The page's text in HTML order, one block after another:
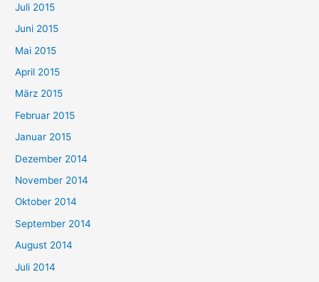
Juli 2015
Juni 2015
Mai 2015
April 2015
März 2015
Februar 2015
Januar 2015
Dezember 2014
November 2014
Oktober 2014
September 2014
August 2014
Juli 2014